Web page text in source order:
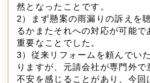
然となったことです。
2）まず懸案の雨漏りの訴えを
るかまたそれへの対応が可能で
重要なことでした。
3）従来リフォームを頼んでい
りますが、元請会社が専門外で
不安を感じることがあり、今回